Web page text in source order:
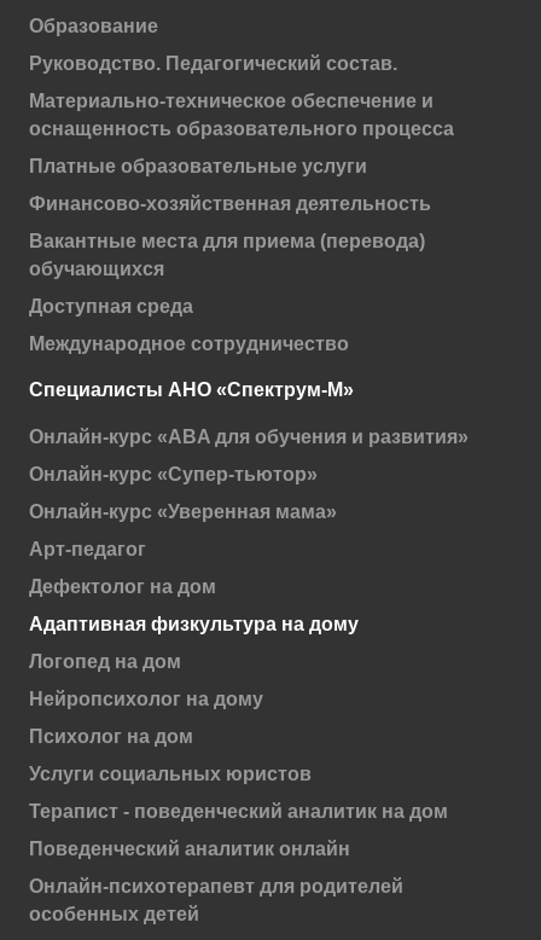
Образование
Руководство. Педагогический состав.
Материально-техническое обеспечение и
оснащенность образовательного процесса
Платные образовательные услуги
Финансово-хозяйственная деятельность
Вакантные места для приема (перевода)
обучающихся
Доступная среда
Международное сотрудничество
Специалисты АНО «Спектрум-М»
Онлайн-курс «ABA для обучения и развития»
Онлайн-курс «Супер-тьютор»
Онлайн-курс «Уверенная мама»
Арт-педагог
Дефектолог на дом
Адаптивная физкультура на дому
Логопед на дом
Нейропсихолог на дому
Психолог на дом
Услуги социальных юристов
Терапист - поведенческий аналитик на дом
Поведенческий аналитик онлайн
Онлайн-психотерапевт для родителей
особенных детей